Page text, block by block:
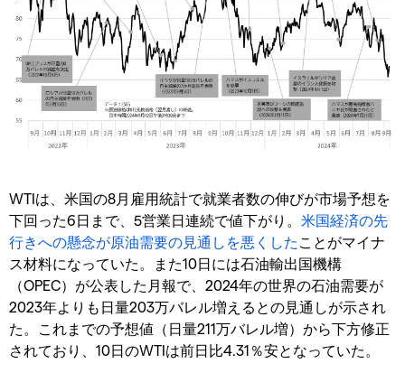
WTIは、米国の8月雇用統計で就業者数の伸びが市場予想を
下回った6日まで、5営業日連続で値下がり。 米国経済の先
行きへの懸念が原油需要の見通しを悪くした ことがマイナ
ス材料になっていた。また10日には石油輸出国機構
（OPEC）が公表した月報で、2024年の世界の石油需要が
2023年よりも日量203万バレル増えるとの見通しが示され
た。これまでの予想値（日量211万バレル増）から下方修正
されており、10日のWTIは前日比4.31％安となっていた。